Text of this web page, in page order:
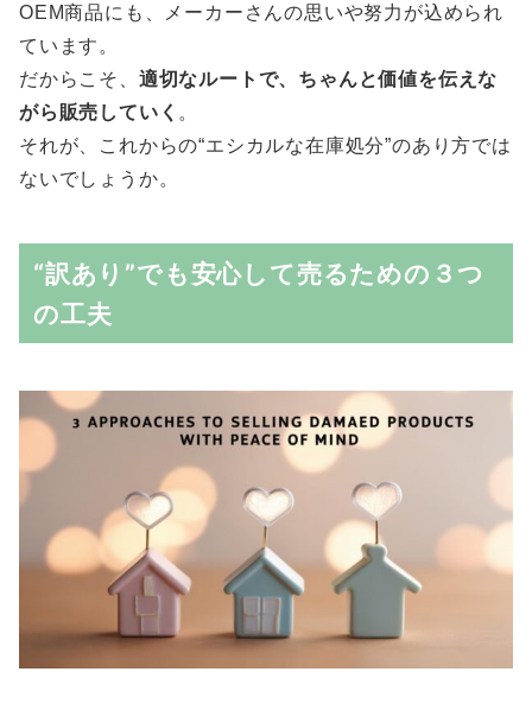
OEM商品にも、メーカーさんの思いや努力が込められ
ています。
だからこそ、 適切なルートで、ちゃんと価値を伝えな
がら販売していく 。
それが、これからの“エシカルな在庫処分”のあり方では
ないでしょうか。
“訳あり”でも安心して売るための３つ
の工夫